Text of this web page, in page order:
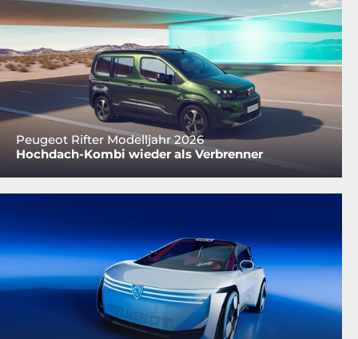
Peugeot Rifter Modelljahr 2026
Hochdach-Kombi wieder als Verbrenner